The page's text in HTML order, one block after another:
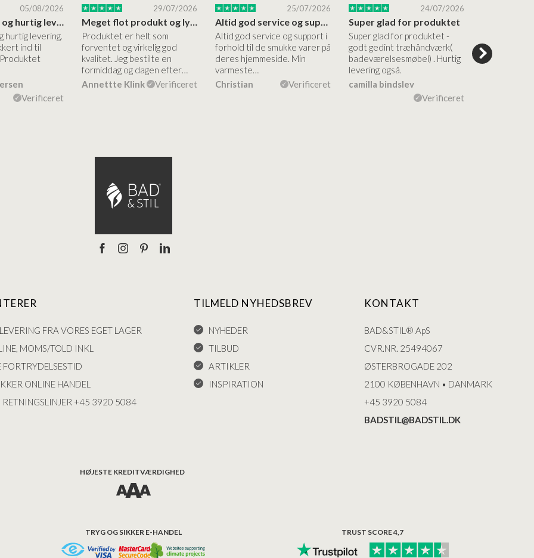
05/08/2026
Høj kvalitet og hurtig levering
hurtig levering.
ind til
Verificeret
29/07/2026
Meget flot produkt og lynhurtigt levering
Produktet er helt som
forventet og virkelig god
kvalitet. Jeg bestilte en
formiddag og dagen efter…
Annettte Klink
Verificeret
25/07/2026
Altid god service og support i
forhold til de smukke varer på
deres hjemmeside. Min
varmeste…
Christian
Verificeret
24/07/2026
Super glad for produktet
Super glad for produktet -
godt gedint træhåndværk(
badeværelsesmøbel) . Hurtig
levering også.
camilla bindslev
Verificeret
forståelig
nem
FRA VORES EGET LAGER
MOMS/TOLD INKL
ONLINE HANDEL
+45 3920 5084
TILMELD NYHEDSBREV
NYHEDER
TILBUD
ARTIKLER
INSPIRATION
KONTAKT
BAD&STIL® ApS
CVR.NR. 25494067
ØSTERBROGADE 202
2100 KØBENHAVN • DANMARK
+45 3920 5084
BADSTIL@BADSTIL.DK
HØJESTE KREDITVÆRDIGHED
TRYG OG SIKKER E-HANDEL TRUST SCORE 4,7